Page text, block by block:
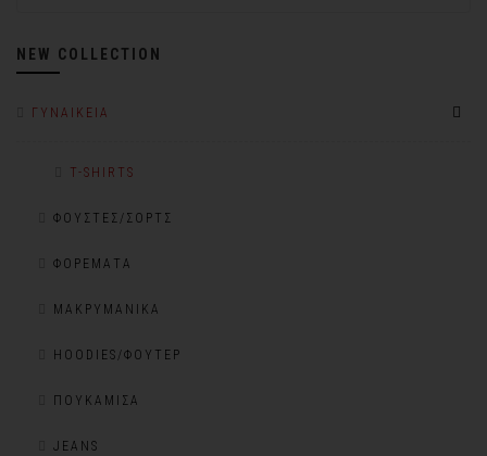
NEW COLLECTION
ΓΥΝΑΙΚΕΊΑ
T-SHIRTS
ΦΟΎΣΤΕΣ/ΣΟΡΤΣ
ΦΟΡΈΜΑΤΑ
ΜΑΚΡΥΜΆΝΙΚΑ
HOODIES/ΦΟΎΤΕΡ
ΠΟΥΚΆΜΙΣΑ
JEANS